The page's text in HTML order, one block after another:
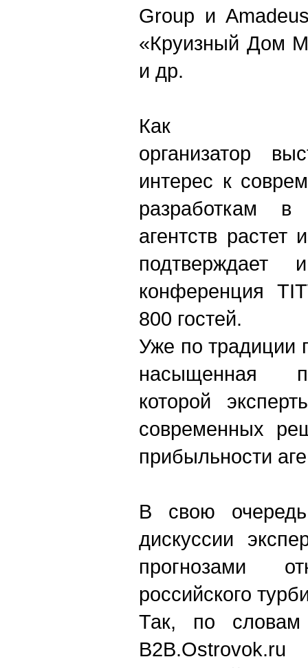
Group и
«Круизный Дом
и др.
Как
организатор
интерес к
разработкам
агентств растет
подтверждает
конференция
800 гостей.
Уже по традиции
насыщенная
которой
современных
прибыльности
В свою очередь
дискуссии
прогнозами
российского
Так, по словам